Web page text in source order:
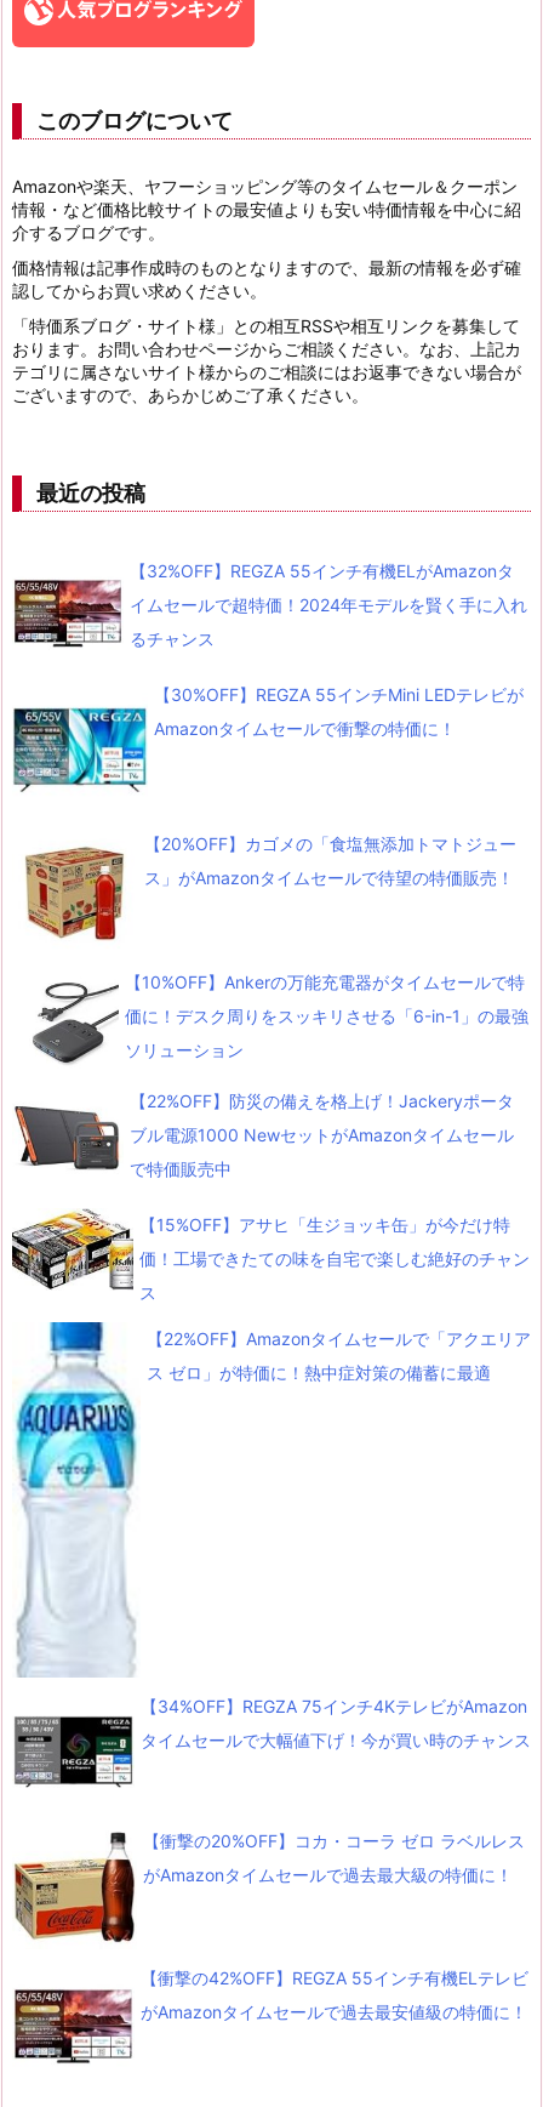
このブログについて
Amazonや楽天、ヤフーショッピング等のタイムセール＆クーポン
情報・など価格比較サイトの最安値よりも安い特価情報を中心に紹
介するブログです。
価格情報は記事作成時のものとなりますので、最新の情報を必ず確
認してからお買い求めください。
「特価系ブログ・サイト様」との相互RSSや相互リンクを募集して
おります。お問い合わせページからご相談ください。なお、上記カ
テゴリに属さないサイト様からのご相談にはお返事できない場合が
ございますので、あらかじめご了承ください。
最近の投稿
【32%OFF】REGZA 55インチ有機ELがAmazonタ
イムセールで超特価！2024年モデルを賢く手に入れ
るチャンス
【30%OFF】REGZA 55インチMini LEDテレビが
Amazonタイムセールで衝撃の特価に！
【20%OFF】カゴメの「食塩無添加トマトジュー
ス」がAmazonタイムセールで待望の特価販売！
【10%OFF】Ankerの万能充電器がタイムセールで特
価に！デスク周りをスッキリさせる「6-in-1」の最強
ソリューション
【22%OFF】防災の備えを格上げ！Jackeryポータ
ブル電源1000 NewセットがAmazonタイムセール
で特価販売中
【15%OFF】アサヒ「生ジョッキ缶」が今だけ特
価！工場できたての味を自宅で楽しむ絶好のチャン
ス
【22%OFF】Amazonタイムセールで「アクエリア
ス ゼロ」が特価に！熱中症対策の備蓄に最適
【34%OFF】REGZA 75インチ4KテレビがAmazon
タイムセールで大幅値下げ！今が買い時のチャンス
【衝撃の20%OFF】コカ・コーラ ゼロ ラベルレス
がAmazonタイムセールで過去最大級の特価に！
【衝撃の42%OFF】REGZA 55インチ有機ELテレビ
がAmazonタイムセールで過去最安値級の特価に！